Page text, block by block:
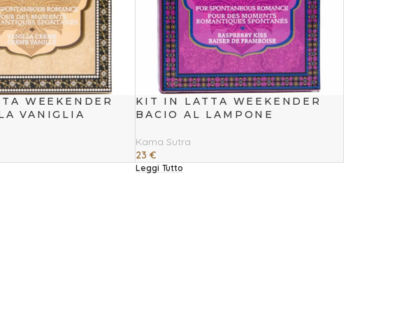
WEEKENDER
VANIGLIA
KIT IN LATTA WEEKENDER
BACIO AL LAMPONE
Kama Sutra
23€
Leggi Tutto